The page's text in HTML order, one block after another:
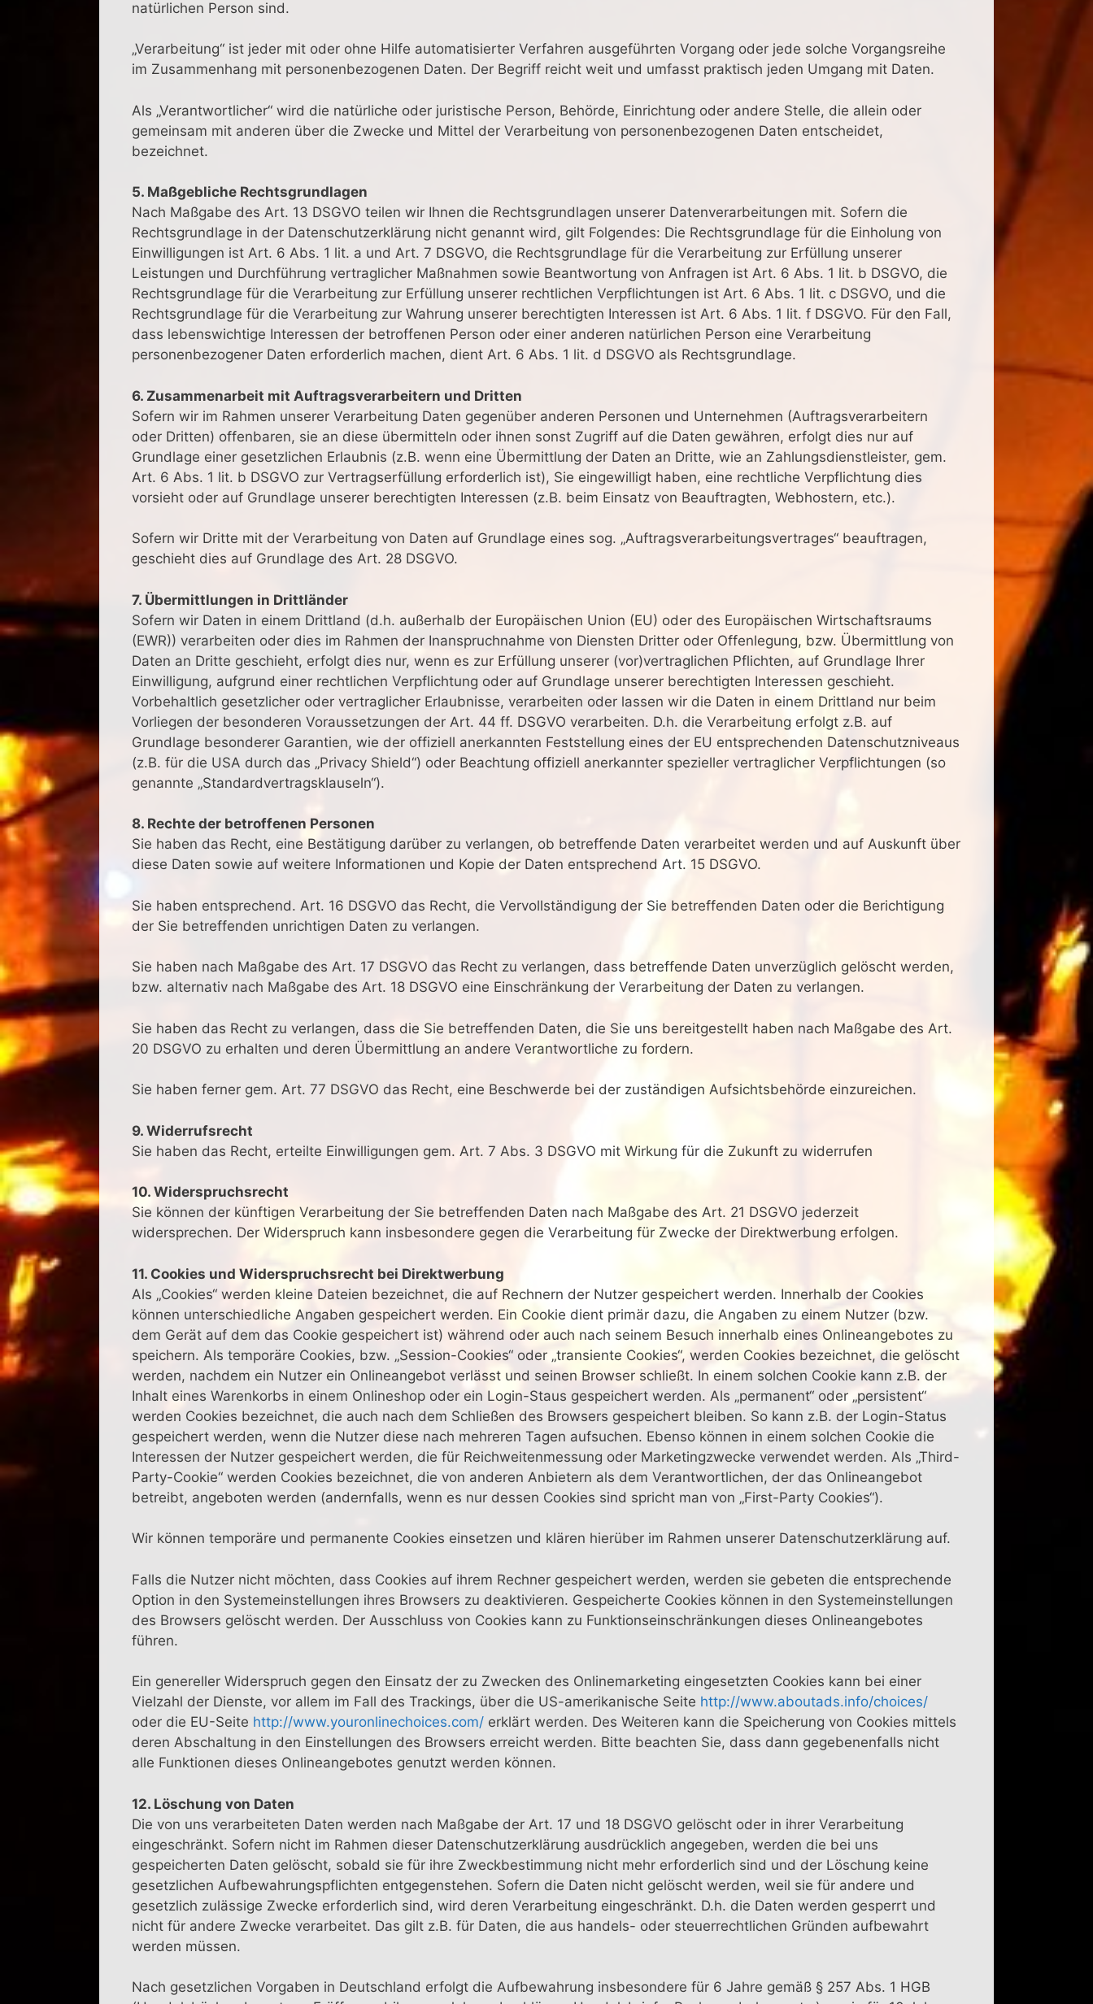
natürlichen Person sind.
„Verarbeitung“ ist jeder mit oder ohne Hilfe automatisierter Verfahren ausgeführten Vorgang oder jede solche Vorgangsreihe
im Zusammenhang mit personenbezogenen Daten. Der Begriff reicht weit und umfasst praktisch jeden Umgang mit Daten.
Als „Verantwortlicher“ wird die natürliche oder juristische Person, Behörde, Einrichtung oder andere Stelle, die allein oder
gemeinsam mit anderen über die Zwecke und Mittel der Verarbeitung von personenbezogenen Daten entscheidet,
bezeichnet.
5. Maßgebliche Rechtsgrundlagen
Nach Maßgabe des Art. 13 DSGVO teilen wir Ihnen die Rechtsgrundlagen unserer Datenverarbeitungen mit. Sofern die
Rechtsgrundlage in der Datenschutzerklärung nicht genannt wird, gilt Folgendes: Die Rechtsgrundlage für die Einholung von
Einwilligungen ist Art. 6 Abs. 1 lit. a und Art. 7 DSGVO, die Rechtsgrundlage für die Verarbeitung zur Erfüllung unserer
Leistungen und Durchführung vertraglicher Maßnahmen sowie Beantwortung von Anfragen ist Art. 6 Abs. 1 lit. b DSGVO, die
Rechtsgrundlage für die Verarbeitung zur Erfüllung unserer rechtlichen Verpflichtungen ist Art. 6 Abs. 1 lit. c DSGVO, und die
Rechtsgrundlage für die Verarbeitung zur Wahrung unserer berechtigten Interessen ist Art. 6 Abs. 1 lit. f DSGVO. Für den Fall,
dass lebenswichtige Interessen der betroffenen Person oder einer anderen natürlichen Person eine Verarbeitung
personenbezogener Daten erforderlich machen, dient Art. 6 Abs. 1 lit. d DSGVO als Rechtsgrundlage.
6. Zusammenarbeit mit Auftragsverarbeitern und Dritten
Sofern wir im Rahmen unserer Verarbeitung Daten gegenüber anderen Personen und Unternehmen (Auftragsverarbeitern
oder Dritten) offenbaren, sie an diese übermitteln oder ihnen sonst Zugriff auf die Daten gewähren, erfolgt dies nur auf
Grundlage einer gesetzlichen Erlaubnis (z.B. wenn eine Übermittlung der Daten an Dritte, wie an Zahlungsdienstleister, gem.
Art. 6 Abs. 1 lit. b DSGVO zur Vertragserfüllung erforderlich ist), Sie eingewilligt haben, eine rechtliche Verpflichtung dies
vorsieht oder auf Grundlage unserer berechtigten Interessen (z.B. beim Einsatz von Beauftragten, Webhostern, etc.).
Sofern wir Dritte mit der Verarbeitung von Daten auf Grundlage eines sog. „Auftragsverarbeitungsvertrages“ beauftragen,
geschieht dies auf Grundlage des Art. 28 DSGVO.
7. Übermittlungen in Drittländer
Sofern wir Daten in einem Drittland (d.h. außerhalb der Europäischen Union (EU) oder des Europäischen Wirtschaftsraums
(EWR)) verarbeiten oder dies im Rahmen der Inanspruchnahme von Diensten Dritter oder Offenlegung, bzw. Übermittlung von
Daten an Dritte geschieht, erfolgt dies nur, wenn es zur Erfüllung unserer (vor)vertraglichen Pflichten, auf Grundlage Ihrer
Einwilligung, aufgrund einer rechtlichen Verpflichtung oder auf Grundlage unserer berechtigten Interessen geschieht.
Vorbehaltlich gesetzlicher oder vertraglicher Erlaubnisse, verarbeiten oder lassen wir die Daten in einem Drittland nur beim
Vorliegen der besonderen Voraussetzungen der Art. 44 ff. DSGVO verarbeiten. D.h. die Verarbeitung erfolgt z.B. auf
Grundlage besonderer Garantien, wie der offiziell anerkannten Feststellung eines der EU entsprechenden Datenschutzniveaus
(z.B. für die USA durch das „Privacy Shield“) oder Beachtung offiziell anerkannter spezieller vertraglicher Verpflichtungen (so
genannte „Standardvertragsklauseln“).
8. Rechte der betroffenen Personen
Sie haben das Recht, eine Bestätigung darüber zu verlangen, ob betreffende Daten verarbeitet werden und auf Auskunft über
diese Daten sowie auf weitere Informationen und Kopie der Daten entsprechend Art. 15 DSGVO.
Sie haben entsprechend. Art. 16 DSGVO das Recht, die Vervollständigung der Sie betreffenden Daten oder die Berichtigung
der Sie betreffenden unrichtigen Daten zu verlangen.
Sie haben nach Maßgabe des Art. 17 DSGVO das Recht zu verlangen, dass betreffende Daten unverzüglich gelöscht werden,
bzw. alternativ nach Maßgabe des Art. 18 DSGVO eine Einschränkung der Verarbeitung der Daten zu verlangen.
Sie haben das Recht zu verlangen, dass die Sie betreffenden Daten, die Sie uns bereitgestellt haben nach Maßgabe des Art.
20 DSGVO zu erhalten und deren Übermittlung an andere Verantwortliche zu fordern.
Sie haben ferner gem. Art. 77 DSGVO das Recht, eine Beschwerde bei der zuständigen Aufsichtsbehörde einzureichen.
9. Widerrufsrecht
Sie haben das Recht, erteilte Einwilligungen gem. Art. 7 Abs. 3 DSGVO mit Wirkung für die Zukunft zu widerrufen
10. Widerspruchsrecht
Sie können der künftigen Verarbeitung der Sie betreffenden Daten nach Maßgabe des Art. 21 DSGVO jederzeit
widersprechen. Der Widerspruch kann insbesondere gegen die Verarbeitung für Zwecke der Direktwerbung erfolgen.
11. Cookies und Widerspruchsrecht bei Direktwerbung
Als „Cookies“ werden kleine Dateien bezeichnet, die auf Rechnern der Nutzer gespeichert werden. Innerhalb der Cookies
können unterschiedliche Angaben gespeichert werden. Ein Cookie dient primär dazu, die Angaben zu einem Nutzer (bzw.
dem Gerät auf dem das Cookie gespeichert ist) während oder auch nach seinem Besuch innerhalb eines Onlineangebotes zu
speichern. Als temporäre Cookies, bzw. „Session-Cookies“ oder „transiente Cookies“, werden Cookies bezeichnet, die gelöscht
werden, nachdem ein Nutzer ein Onlineangebot verlässt und seinen Browser schließt. In einem solchen Cookie kann z.B. der
Inhalt eines Warenkorbs in einem Onlineshop oder ein Login-Staus gespeichert werden. Als „permanent“ oder „persistent“
werden Cookies bezeichnet, die auch nach dem Schließen des Browsers gespeichert bleiben. So kann z.B. der Login-Status
gespeichert werden, wenn die Nutzer diese nach mehreren Tagen aufsuchen. Ebenso können in einem solchen Cookie die
Interessen der Nutzer gespeichert werden, die für Reichweitenmessung oder Marketingzwecke verwendet werden. Als „Third-
Party-Cookie“ werden Cookies bezeichnet, die von anderen Anbietern als dem Verantwortlichen, der das Onlineangebot
betreibt, angeboten werden (andernfalls, wenn es nur dessen Cookies sind spricht man von „First-Party Cookies“).
Wir können temporäre und permanente Cookies einsetzen und klären hierüber im Rahmen unserer Datenschutzerklärung auf.
Falls die Nutzer nicht möchten, dass Cookies auf ihrem Rechner gespeichert werden, werden sie gebeten die entsprechende
Option in den Systemeinstellungen ihres Browsers zu deaktivieren. Gespeicherte Cookies können in den Systemeinstellungen
des Browsers gelöscht werden. Der Ausschluss von Cookies kann zu Funktionseinschränkungen dieses Onlineangebotes
führen.
Ein genereller Widerspruch gegen den Einsatz der zu Zwecken des Onlinemarketing eingesetzten Cookies kann bei einer
Vielzahl der Dienste, vor allem im Fall des Trackings, über die US-amerikanische Seite http://www.aboutads.info/choices/
oder die EU-Seite http://www.youronlinechoices.com/ erklärt werden. Des Weiteren kann die Speicherung von Cookies mittels
deren Abschaltung in den Einstellungen des Browsers erreicht werden. Bitte beachten Sie, dass dann gegebenenfalls nicht
alle Funktionen dieses Onlineangebotes genutzt werden können.
12. Löschung von Daten
Die von uns verarbeiteten Daten werden nach Maßgabe der Art. 17 und 18 DSGVO gelöscht oder in ihrer Verarbeitung
eingeschränkt. Sofern nicht im Rahmen dieser Datenschutzerklärung ausdrücklich angegeben, werden die bei uns
gespeicherten Daten gelöscht, sobald sie für ihre Zweckbestimmung nicht mehr erforderlich sind und der Löschung keine
gesetzlichen Aufbewahrungspflichten entgegenstehen. Sofern die Daten nicht gelöscht werden, weil sie für andere und
gesetzlich zulässige Zwecke erforderlich sind, wird deren Verarbeitung eingeschränkt. D.h. die Daten werden gesperrt und
nicht für andere Zwecke verarbeitet. Das gilt z.B. für Daten, die aus handels- oder steuerrechtlichen Gründen aufbewahrt
werden müssen.
Nach gesetzlichen Vorgaben in Deutschland erfolgt die Aufbewahrung insbesondere für 6 Jahre gemäß § 257 Abs. 1 HGB